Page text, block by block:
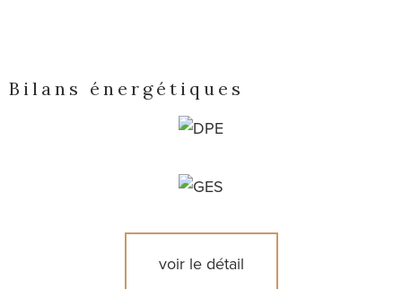
Bilans énergétiques
voir le détail